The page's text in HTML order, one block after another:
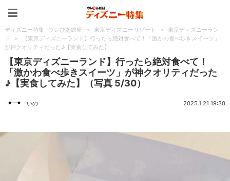
ディズニー特集 -ウレぴあ総研 > 東京ディズニーリゾート >
東京ディズニーラン
ド
>
【東京ディズニーランド】行ったら絶対食べて！「激かわ食べ歩きスイーツ」
が神クオリティだった♪【実食してみた】
【東京ディズニーランド】行ったら絶対食べて！
「激かわ食べ歩きスイーツ」が神クオリティだった
♪【実食してみた】（写真 5/30）
いの 2025.1.21 19:30